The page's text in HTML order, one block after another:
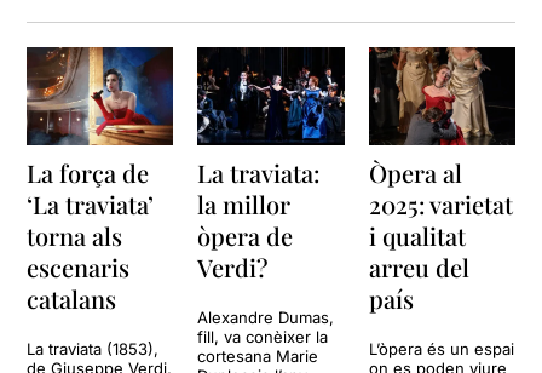
La força de
‘La traviata’
torna als
escenaris
catalans
La traviata (1853),
de Giuseppe Verdi,
La traviata:
la millor
òpera de
Verdi?
Alexandre Dumas,
fill, va conèixer la
cortesana Marie
Òpera al
2025: varietat
i qualitat
arreu del
país
L’òpera és un espai
on es poden viure